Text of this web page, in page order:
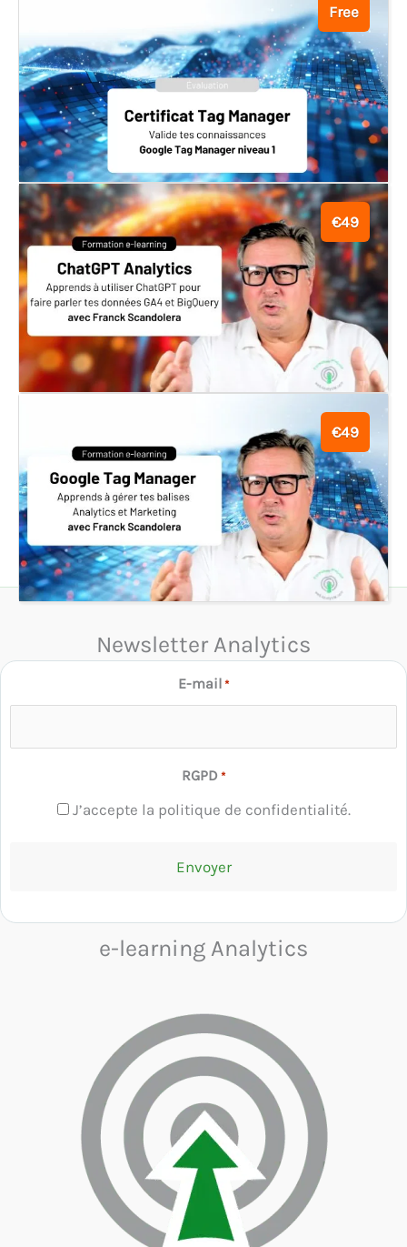
Free
€49
€49
Newsletter Analytics
E-mail *
RGPD *
J’accepte la politique de confidentialité.
e-learning Analytics